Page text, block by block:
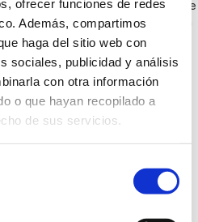
ofrecer funciones de redes
Además, compartimos
haga del sitio web con
sociales, publicidad y análisis
con otra información
o que hayan recopilado a
de sus servicios.
y al menos dejarlo igual que
el término existe una Dehesa
por no conocer con exactitud
hemos realizado rutas, con
los distintos tipos de
ovino, pastos, cinegética,
en un pueblo de 600
de 650 has.
con un calendario de
del pueblo y todo el que
respetar y mantener el